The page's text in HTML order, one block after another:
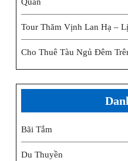
Tour Thăm Vịnh Lan Hạ –
Cho Thuê Tàu Ngủ Đêm
Bãi Tắm
Du Thuyền